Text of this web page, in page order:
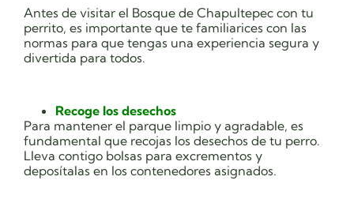
Antes de visitar el Bosque de Chapultepec con tu
perrito, es importante que te familiarices con las
normas para que tengas una experiencia segura y
divertida para todos.
Recoge los desechos
Para mantener el parque limpio y agradable, es
fundamental que recojas los desechos de tu perro.
Lleva contigo bolsas para excrementos y
deposítalas en los contenedores asignados.